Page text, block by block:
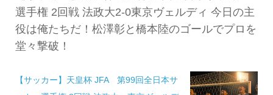
選手権 2回戦 法政大2-0東京ヴェルディ 今日の主
役は俺たちだ！松澤彰と橋本陸のゴールでプロを
堂々撃破！
【サッカー】天皇杯 JFA 第99回全日本サ